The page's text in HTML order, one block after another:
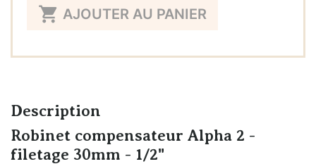
Quantité
 AJOUTER AU PANIER
Description
Robinet compensateur Alpha 2 -
filetage 30mm - 1/2"